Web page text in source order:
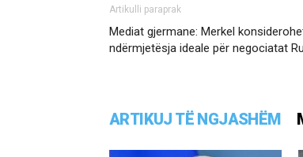
Artikulli paraprak
Mediat gjermane: Merkel
ndërmjetësja ideale për negociatat
ARTIKUJ TË NGJASHËM